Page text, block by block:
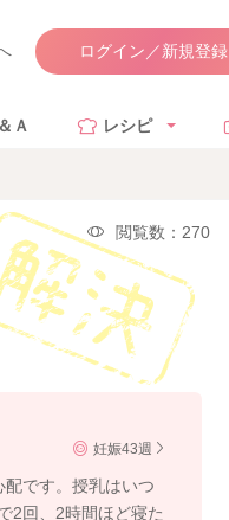
ログイン／新規登録
Ａ レシピ
閲覧数：270
妊娠43週
です。授乳はいつ
2回、2時間ほど寝た